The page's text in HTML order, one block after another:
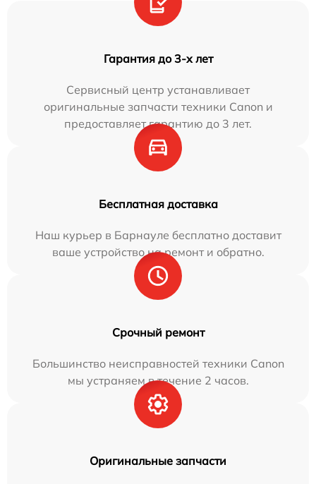
Гарантия до 3-х лет
Сервисный центр устанавливает
оригинальные запчасти техники Canon и
предоставляет гарантию до 3 лет.
Бесплатная доставка
Наш курьер в Барнауле бесплатно доставит
ваше устройство на ремонт и обратно.
Срочный ремонт
Большинство неисправностей техники Canon
мы устраняем в течение 2 часов.
Оригинальные запчасти